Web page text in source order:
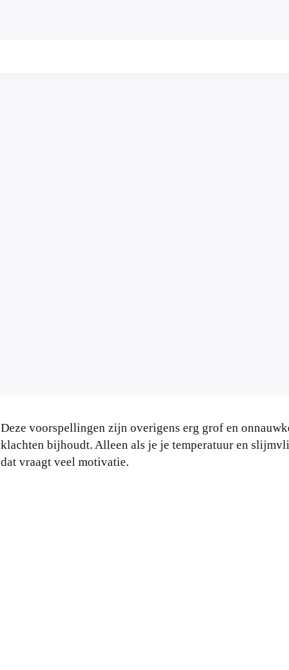
Deze voorspellingen zijn overigens erg grof en
klachten bijhoudt. Alleen als je je temperatuur en
dat vraagt veel motivatie.